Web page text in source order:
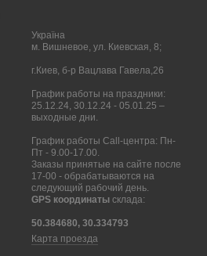
Україна
м. Вишневое, ул. Киевская, 8;
г.Киев, б-р Вацлава Гавела,26
График работы на праздники:
25.12.24, 30.12.24 - 05.01.25 –
выходные дни.
График работы Call-центра: Пн-
Пт - 9.00-17.00.
Заказы принятые на сайте после
17-00 - обрабатываются на
следующий рабочий день.
GPS координаты склада:
50.384680, 30.334793
Карта проезда